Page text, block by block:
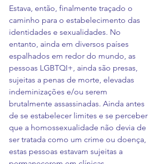
Estava, então, finalmente traçado o
caminho para o estabelecimento das
identidades e sexualidades. No
entanto, ainda em diversos países
espalhados em redor do mundo, as
pessoas LGBTQI+, ainda são presas,
sujeitas a penas de morte, elevadas
indeminizações e/ou serem
brutalmente assassinadas. Ainda antes
de se estabelecer limites e se perceber
que a homossexualidade não devia de
ser tratada como um crime ou doença,
estas pessoas estavam sujeitas a